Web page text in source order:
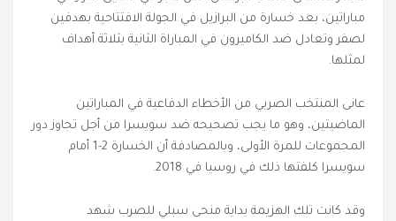
مباراتين، بعد خسارة من البرازيل في الجولة الافتتاحية بهدفين
لصفر وتعادل ضد الكاميرون في المباراة الثانية بثلاثة أهداف
لمثلها.
عانى المنتخب الصربي من الأخطاء الدفاعية في المباراتين
الماضيتين، وهو ما يجب تصحيحه ضد سويسرا من أجل تجاوز دور
المجموعات للمرة الأولى، وبالمصادفة أن الخسارة 2-1 أمام
سويسرا كلفتها ذلك في روسيا في 2018.
وقد كانت تلك الهزيمة بداية منحى سبلي للصرب شهد